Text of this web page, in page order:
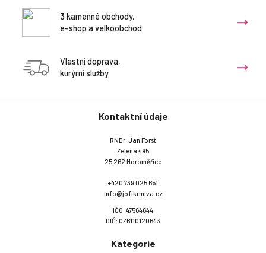
3 kamenné obchody,
e-shop a velkoobchod
Vlastní doprava,
kurýrní služby
Kontaktní údaje
RNDr. Jan Forst
Zelená 495
25 262 Horoměřice
+420 739 025 651
info@jofikrmiva.cz
IČO: 47564644
DIČ: CZ6110120643
Kategorie